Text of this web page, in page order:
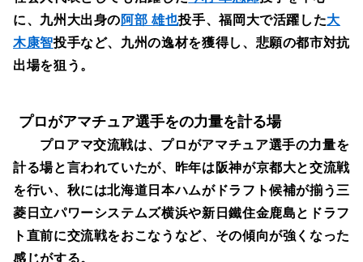
に、九州大出身の阿部 雄也投手、福岡大で活躍した大
木康智投手など、九州の逸材を獲得し、悲願の都市対抗
出場を狙う。
プロがアマチュア選手をの力量を計る場
プロアマ交流戦は、プロがアマチュア選手の力量を
計る場と言われていたが、昨年は阪神が京都大と交流戦
を行い、秋には北海道日本ハムがドラフト候補が揃う三
菱日立パワーシステムズ横浜や新日鐵住金鹿島とドラフ
ト直前に交流戦をおこなうなど、その傾向が強くなった
感じがする。